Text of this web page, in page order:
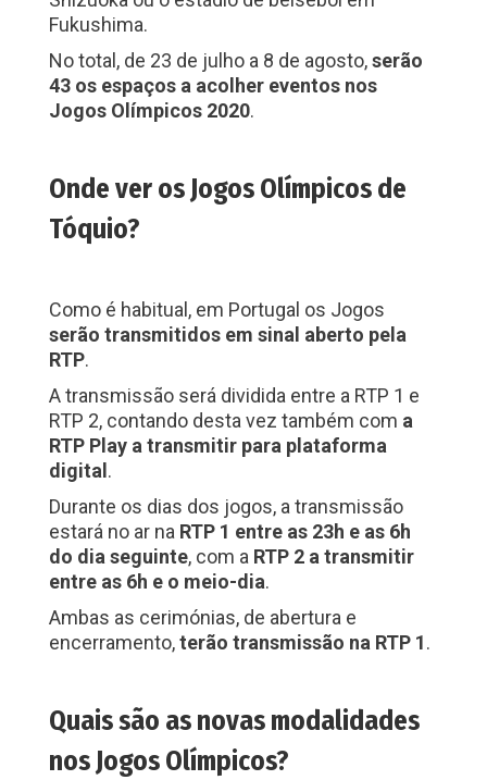
Fukushima.
No total, de 23 de julho a 8 de agosto,serão
43 os espaços a acolher eventos nos
Jogos Olímpicos 2020.
Onde ver os Jogos Olímpicos de
Tóquio?
Como é habitual, em Portugal os Jogos
serão transmitidos em sinal aberto pela
RTP.
A transmissão será dividida entre a RTP 1 e
RTP 2, contando desta vez também com a
RTP Play a transmitir para plataforma
digital .
Durante os dias dos jogos, a transmissão
estará no ar na RTP 1 entre as 23h e as 6h
do dia seguinte, com a RTP 2 a transmitir
entre as 6h e o meio-dia.
Ambas as cerimónias, de abertura e
encerramento,terão transmissão na RTP 1.
Quais são as novas modalidades
nos Jogos Olímpicos?